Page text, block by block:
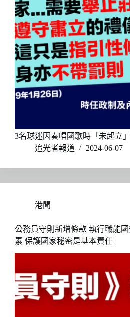
3名球迷因奏唱國歌時「未起立
追光者報道
2024-06-07
港聞
公務員守則新增條款 執行職能
素 保護國家秘密是基本責任